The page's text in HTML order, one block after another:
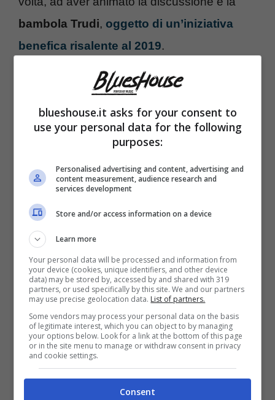
bambola Trudi, oggetto di un’iniziativa
benefica risalente al 2019.
A quanto pare, persino la collaborazione con
associazione “Stomp Out Bullying”– alla
quale l’imprenditrice promise di donare i
proventi derivati dalla vendita della bambola
– si starebbe rivelando una totale
messinscena. L’associazione stessa, tramite
le parole dell’amministratore delegatoRoss
blueshouse.it asks for your consent to
use your personal data for the following
purposes:
Personalised advertising and content, advertising and
content measurement, audience research and
services development
Store and/or access information on a device
Learn more
Your personal data will be processed and information from
your device (cookies, unique identifiers, and other device
data) may be stored by, accessed by and shared with 319
partners, or used specifically by this site. We and our partners
may use precise geolocation data. List of partners.
Some vendors may process your personal data on the basis
of legitimate interest, which you can object to by managing
your options below. Look for a link at the bottom of this page
or in the site menu to manage or withdraw consent in privacy
and cookie settings.
Consent